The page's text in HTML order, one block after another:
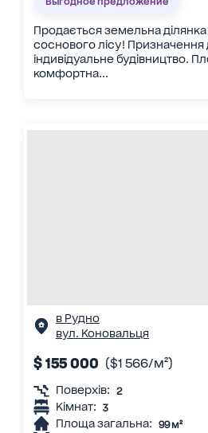
Продається земельна
соснового лісу! Призначення
індивідуальне будівництво.
комфортна...
в Рудно
вул. Коновальця
$ 155 000 ($1 566/м²)
Поверхів: 2
Кімнат: 3
Площа загальна: 99 м²